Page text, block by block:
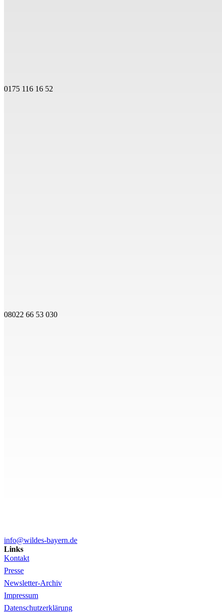
0175 116 16 52
08022 66 53 030
info@wildes-bayern.de
Links
Kontakt
Presse
Newsletter-Archiv
Impressum
Datenschutzerklärung